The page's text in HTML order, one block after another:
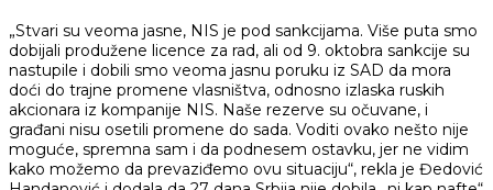
„Stvari su veoma jasne, NIS je pod sankcijama. Više puta smo
dobijali produžene licence za rad, ali od 9. oktobra sankcije su
nastupile i dobili smo veoma jasnu poruku iz SAD da mora
doći do trajne promene vlasništva, odnosno izlaska ruskih
akcionara iz kompanije NIS. Naše rezerve su očuvane, i
građani nisu osetili promene do sada. Voditi ovako nešto nije
moguće, spremna sam i da podnesem ostavku, jer ne vidim
kako možemo da prevaziđemo ovu situaciju“, rekla je Đedović